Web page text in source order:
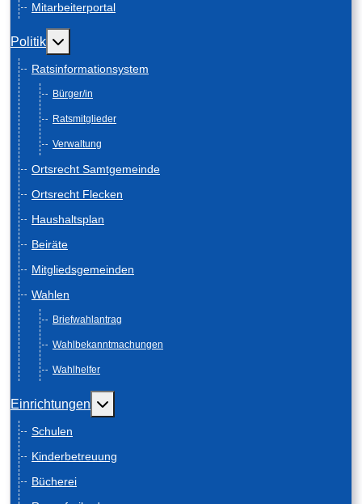
Mitarbeiterportal
Politik Weitere Informationen: Politik
Ratsinformationsystem
Bürger/in
Ratsmitglieder
Verwaltung
Ortsrecht Samtgemeinde
Ortsrecht Flecken
Haushaltsplan
Beiräte
Mitgliedsgemeinden
Wahlen
Briefwahlantrag
Wahlbekanntmachungen
Wahlhelfer
Einrichtungen Weitere Informationen: Einrichtungen
Schulen
Kinderbetreuung
Bücherei